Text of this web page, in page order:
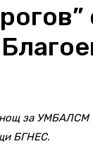
за УМБАЛСМ
БГНЕС.